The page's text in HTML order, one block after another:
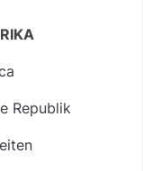
Republik